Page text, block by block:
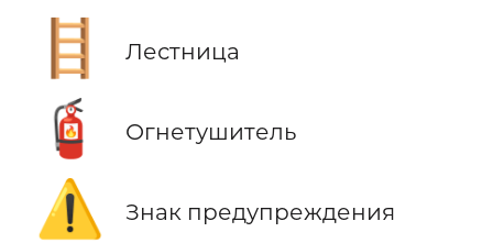
🪜 Лестница
🧯 Огнетушитель
⚠️ Знак предупреждения